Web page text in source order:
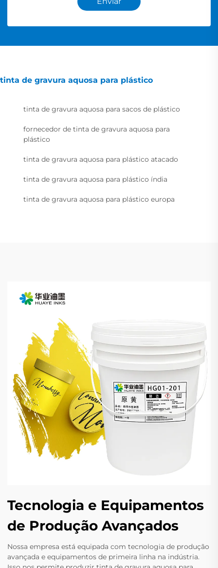
tinta de gravura aquosa para plástico
tinta de gravura aquosa para sacos de plástico
fornecedor de tinta de gravura aquosa para
plástico
tinta de gravura aquosa para plástico atacado
tinta de gravura aquosa para plástico índia
tinta de gravura aquosa para plástico europa
Tecnologia e Equipamentos
de Produção Avançados
Nossa empresa está equipada com tecnologia de produção
avançada e equipamentos de primeira linha na indústria.